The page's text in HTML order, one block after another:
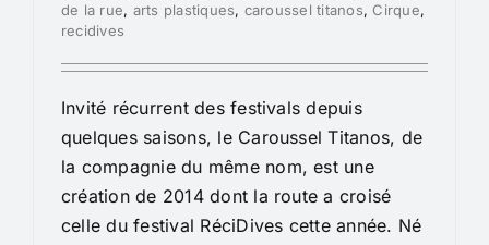
de la rue, arts plastiques, caroussel titanos, Cirque,
recidives
Invité récurrent des festivals depuis
quelques saisons, le Caroussel Titanos, de
la compagnie du même nom, est une
création de 2014 dont la route a croisé
celle du festival RéciDives cette année. Né